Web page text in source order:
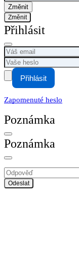
Změnit
Přihlásit
Přihlásit
Zapomenuté heslo
Poznámka
Poznámka
Odeslat